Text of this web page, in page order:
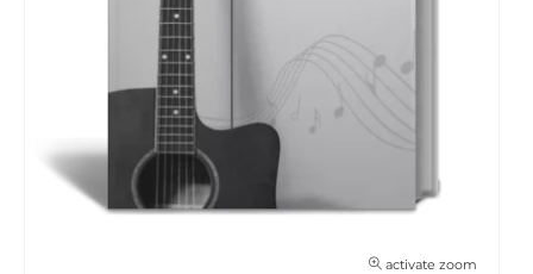
activate zoom